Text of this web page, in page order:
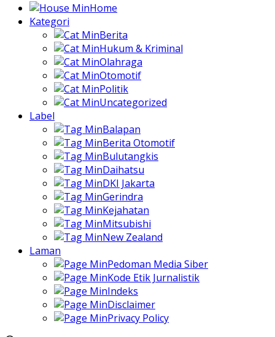
Home
Kategori
Berita
Hukum & Kriminal
Olahraga
Otomotif
Politik
Uncategorized
Label
Balapan
Berita Otomotif
Bulutangkis
Daihatsu
DKI Jakarta
Gerindra
Kejahatan
Mitsubishi
New Zealand
Laman
Pedoman Media Siber
Kode Etik Jurnalistik
Indeks
Disclaimer
Privacy Policy